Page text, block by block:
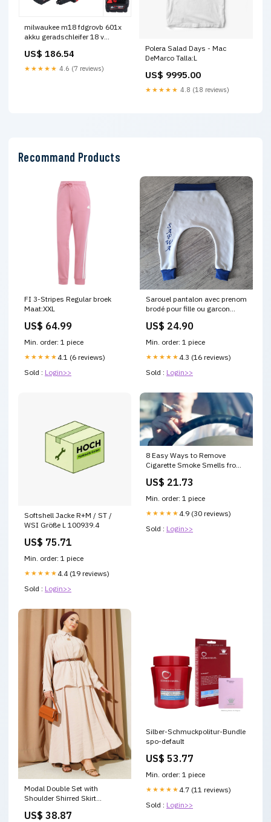
milwaukee m18 fdgrovb 601x
akku geradschleifer 18 v
box ohne ladegerat C -
s.dabhe
US$ 186.54
★★★★★ 4.6 (7 reviews)
Polera Salad Days - Mac
DeMarco Talla:L
US$ 9995.00
★★★★★ 4.8 (18 reviews)
Recommand Products
FI 3-Stripes Regular broek
Maat:XXL
US$ 64.99
Min. order: 1 piece
★★★★★ 4.1 (6 reviews)
Sold : Login>>
Sarouel pantalon avec prenom
brodé pour fille ou garcon
US$ 24.90
Min. order: 1 piece
★★★★★ 4.3 (16 reviews)
Sold : Login>>
Softshell Jacke R+M / ST /
WSI Größe L 100939.4
US$ 75.71
Min. order: 1 piece
★★★★★ 4.4 (19 reviews)
Sold : Login>>
8 Easy Ways to Remove
Cigarette Smoke Smells from
WonderHowTo
US$ 21.73
Min. order: 1 piece
★★★★★ 4.9 (30 reviews)
Sold : Login>>
Modal Double Set with
Shoulder Shirred Skirt
US$ 38.87
Silber-Schmuckpolitur-Bundle
spo-default
US$ 53.77
Min. order: 1 piece
★★★★★ 4.7 (11 reviews)
Sold : Login>>